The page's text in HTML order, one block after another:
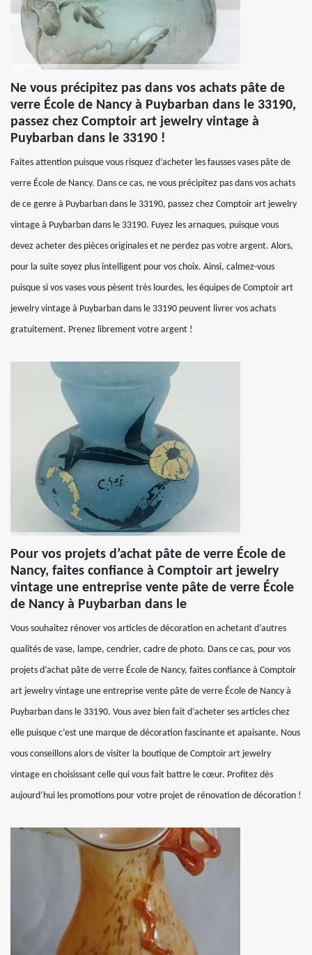
Ne vous précipitez pas dans vos achats pâte de
verre École de Nancy à Puybarban dans le 33190,
passez chez Comptoir art jewelry vintage à
Puybarban dans le 33190 !
Faites attention puisque vous risquez d’acheter les fausses vases pâte de
verre École de Nancy. Dans ce cas, ne vous précipitez pas dans vos achats
de ce genre à Puybarban dans le 33190, passez chez Comptoir art jewelry
vintage à Puybarban dans le 33190. Fuyez les arnaques, puisque vous
devez acheter des pièces originales et ne perdez pas votre argent. Alors,
pour la suite soyez plus intelligent pour vos choix. Ainsi, calmez-vous
puisque si vos vases vous pèsent très lourdes, les équipes de Comptoir art
jewelry vintage à Puybarban dans le 33190 peuvent livrer vos achats
gratuitement. Prenez librement votre argent !
Pour vos projets d’achat pâte de verre École de
Nancy, faites confiance à Comptoir art jewelry
vintage une entreprise vente pâte de verre École
de Nancy à Puybarban dans le
Vous souhaitez rénover vos articles de décoration en achetant d’autres
qualités de vase, lampe, cendrier, cadre de photo. Dans ce cas, pour vos
projets d’achat pâte de verre École de Nancy, faites confiance à Comptoir
art jewelry vintage une entreprise vente pâte de verre École de Nancy à
Puybarban dans le 33190. Vous avez bien fait d’acheter ses articles chez
elle puisque c’est une marque de décoration fascinante et apaisante. Nous
vous conseillons alors de visiter la boutique de Comptoir art jewelry
vintage en choisissant celle qui vous fait battre le cœur. Profitez dès
aujourd’hui les promotions pour votre projet de rénovation de décoration !